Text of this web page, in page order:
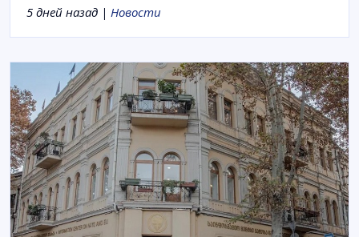
5 дней назад | Новости